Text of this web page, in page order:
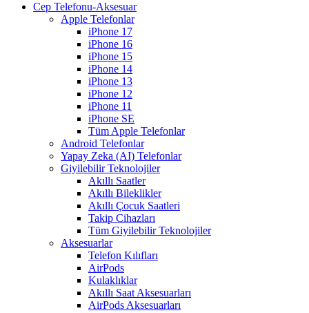
Cep Telefonu-Aksesuar
Apple Telefonlar
iPhone 17
iPhone 16
iPhone 15
iPhone 14
iPhone 13
iPhone 12
iPhone 11
iPhone SE
Tüm Apple Telefonlar
Android Telefonlar
Yapay Zeka (AI) Telefonlar
Giyilebilir Teknolojiler
Akıllı Saatler
Akıllı Bileklikler
Akıllı Çocuk Saatleri
Takip Cihazları
Tüm Giyilebilir Teknolojiler
Aksesuarlar
Telefon Kılıfları
AirPods
Kulaklıklar
Akıllı Saat Aksesuarları
AirPods Aksesuarları